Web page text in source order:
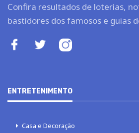
Confira resultados de loterias,
bastidores dos famosos e guias
ENTRETENIMENTO
Casa e Decoração